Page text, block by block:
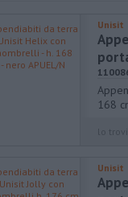
Unisit
168
Unisit